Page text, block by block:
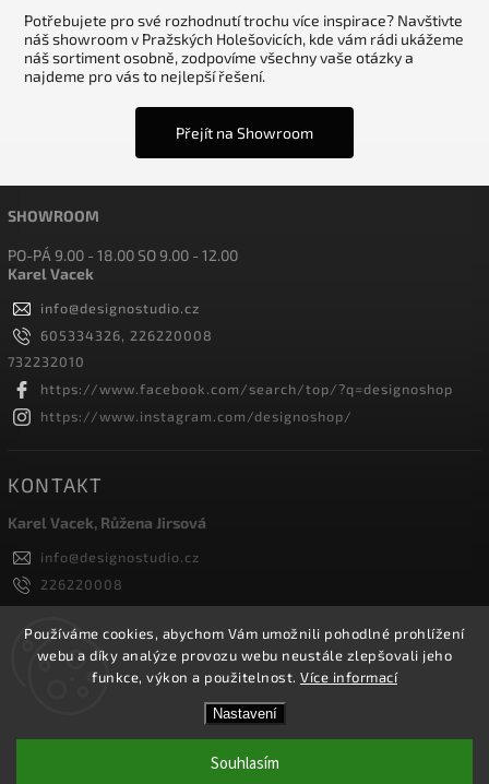
Používáme cookies, abychom Vám umožnili pohodlné prohlížení
webu a díky analýze provozu webu neustále zlepšovali jeho
funkce, výkon a použitelnost. Více informací
Nastavení
Souhlasím
Potřebujete pro své rozhodnutí trochu více inspirace? Navštivte
náš showroom v Pražských Holešovicích, kde vám rádi ukážeme
náš sortiment osobně, zodpovíme všechny vaše otázky a
najdeme pro vás to nejlepší řešení.
Přejít na Showroom
SHOWROOM
PO-PÁ 9.00 - 18.00 SO 9.00 - 12.00
Karel Vacek
info@designostudio.cz
605334326, 226220008
732232010
https://www.facebook.com/search/top/?q=designoshop
https://www.instagram.com/designoshop/
KONTAKT
Karel Vacek, Růžena Jirsová
info@designostudio.cz
226220008
605334326, 732232010
Designoshop
designoshop
Designoshop. Všechna práva vyhrazena.